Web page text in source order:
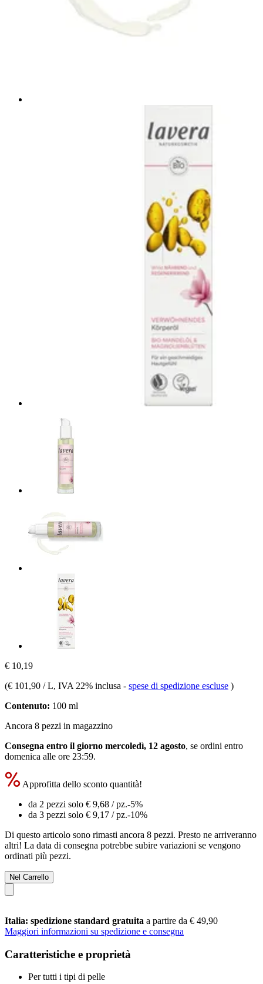
€ 10,19
(€ 101,90 / L, IVA 22% inclusa - spese di spedizione escluse )
Contenuto: 100 ml
Ancora 8 pezzi in magazzino
Consegna entro il giorno mercoledì, 12 agosto, se ordini entro
domenica alle ore 23:59.
Approfitta dello sconto quantità!
da 2 pezzi solo € 9,68 / pz.-5%
da 3 pezzi solo € 9,17 / pz.-10%
Di questo articolo sono rimasti ancora 8 pezzi. Presto ne arriveranno
altri! La data di consegna potrebbe subire variazioni se vengono
ordinati più pezzi.
Nel Carrello
Italia: spedizione standard gratuita a partire da € 49,90
Maggiori informazioni su spedizione e consegna
Caratteristiche e proprietà
Per tutti i tipi di pelle